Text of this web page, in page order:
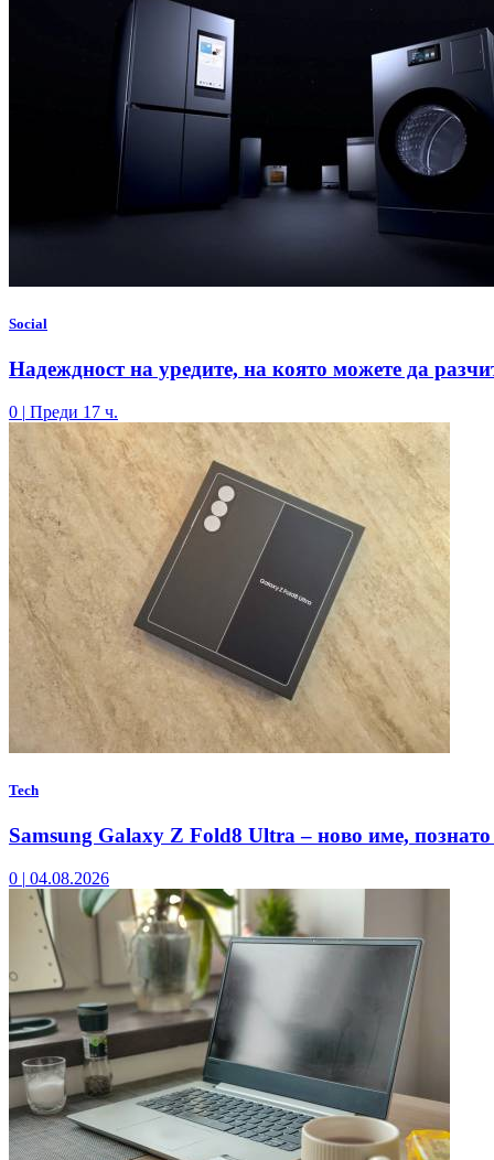
Social
Надеждност на уредите, на която можете да
0 | Преди 17 ч.
Tech
Samsung Galaxy Z Fold8 Ultra – ново име, познато
0 | 04.08.2026